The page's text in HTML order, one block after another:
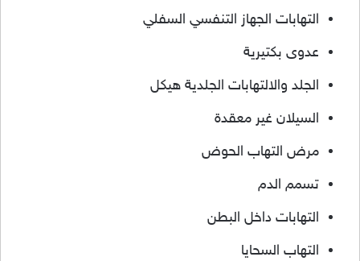
التهابات الجهاز التنفسي السفلي
عدوى بكتيرية
الجلد والالتهابات الجلدية هيكل
السيلان غير معقدة
مرض التهاب الحوض
تسمم الدم
التهابات داخل البطن
التهاب السحايا